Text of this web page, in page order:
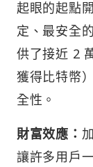
起眼的起點
定、最安全
供了接近 2
獲得比特幣
全性。
財富效應：
讓許多用戶